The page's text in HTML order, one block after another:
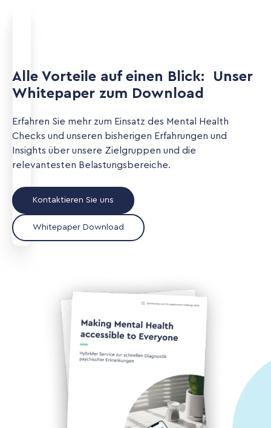
Alle Vorteile auf einen Blick: Unser
Whitepaper zum Download
Erfahren Sie mehr zum Einsatz des Mental Health
Checks und unseren bisherigen Erfahrungen und
Insights über unsere Zielgruppen und die
relevantesten Belastungsbereiche.
Kontaktieren Sie uns
Whitepaper Download